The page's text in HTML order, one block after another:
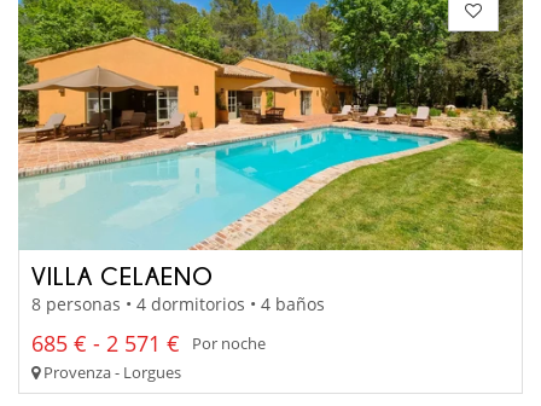
VILLA CELAENO
8 personas • 4 dormitorios • 4 baños
685 € - 2 571 €
Por noche
Provenza - Lorgues